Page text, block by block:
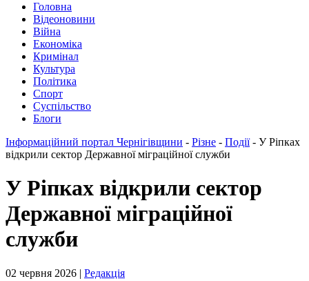
Головна
Відеоновини
Війна
Економіка
Кримінал
Культура
Політика
Спорт
Суспільство
Блоги
Інформаційний портал Чернігівщини - Різне - Події- У Ріпках
відкрили сектор Державної міграційної служби
У Ріпках відкрили сектор
Державної міграційної
служби
02 червня 2026 | Редакція